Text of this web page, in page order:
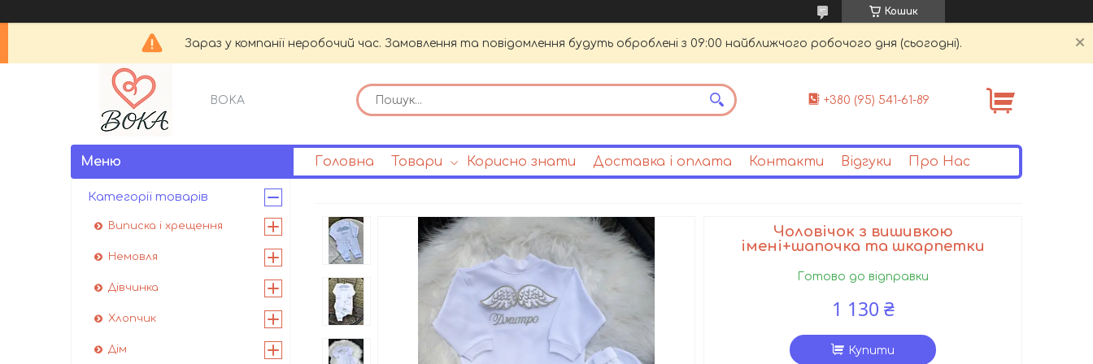
Кошик
Зараз у компанії неробочий час. Замовлення та повідомлення будуть оброблені з 09:00 найближчого робочого дня (сьогодні).
BOKA +380 (95) 541-61-89
Головна Товари Корисно знати Доставка і оплата Контакти Відгуки Про Нас
Чоловічок з вишивкою
імені+шапочка та шкарпетки
Готово до відправки
1 130 ₴
Купити
Категорії товарів
Виписка і хрещення
Немовля
Дівчинка
Хлопчик
Дім